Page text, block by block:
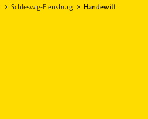
Schleswig-Flensburg Handewitt